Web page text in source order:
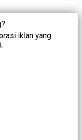
iklan yang